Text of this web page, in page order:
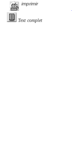
imprimir
Text complet